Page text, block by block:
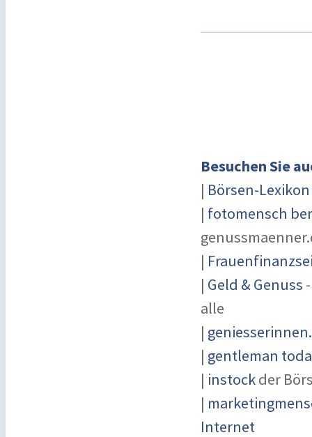
Besuchen Sie
| Börsen-Lexikon
| fotomensch
|
| Geld & Genuss
alle
|
| gentleman
| instockder
|
Internet